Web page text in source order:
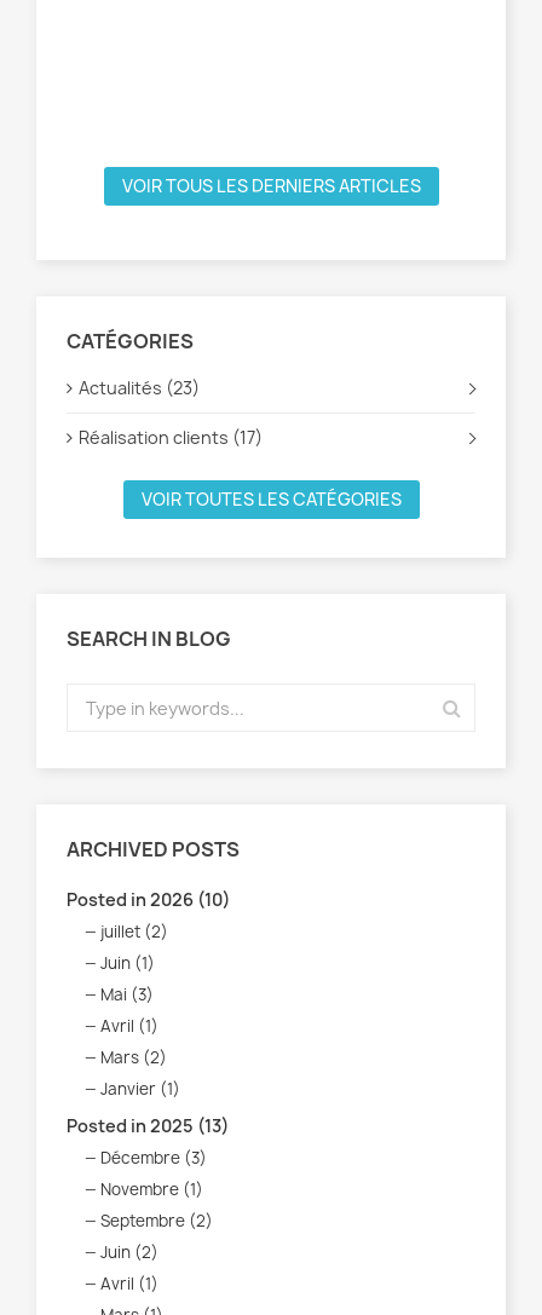
VOIR TOUS LES DERNIERS ARTICLES
CATÉGORIES
Actualités (23)
Réalisation clients (17)
VOIR TOUTES LES CATÉGORIES
SEARCH IN BLOG
ARCHIVED POSTS
Posted in 2026 (10)
juillet (2)
Juin (1)
Mai (3)
Avril (1)
Mars (2)
Janvier (1)
Posted in 2025 (13)
Décembre (3)
Novembre (1)
Septembre (2)
Juin (2)
Avril (1)